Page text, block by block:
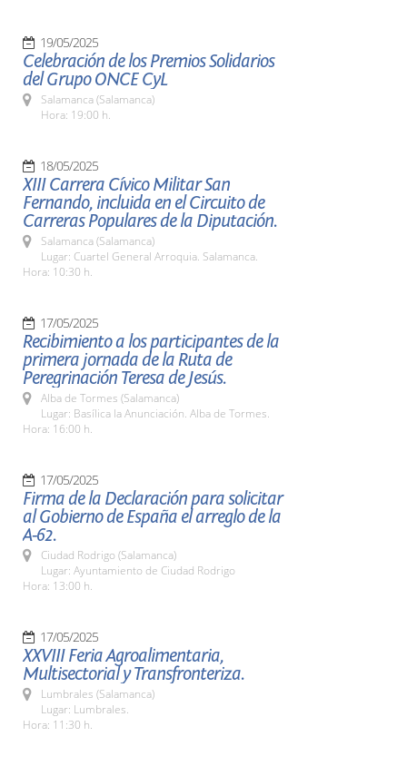
19/05/2025
Celebración de los Premios Solidarios
del Grupo ONCE CyL
Salamanca (Salamanca)
Hora: 19:00 h.
18/05/2025
XIII Carrera Cívico Militar San
Fernando, incluida en el Circuito de
Carreras Populares de la Diputación.
Salamanca (Salamanca)
Lugar: Cuartel General Arroquia. Salamanca.
Hora: 10:30 h.
17/05/2025
Recibimiento a los participantes de la
primera jornada de la Ruta de
Peregrinación Teresa de Jesús.
Alba de Tormes (Salamanca)
Lugar: Basílica la Anunciación. Alba de Tormes.
Hora: 16:00 h.
17/05/2025
Firma de la Declaración para solicitar
al Gobierno de España el arreglo de la
A-62.
Ciudad Rodrigo (Salamanca)
Lugar: Ayuntamiento de Ciudad Rodrigo
Hora: 13:00 h.
17/05/2025
XXVIII Feria Agroalimentaria,
Multisectorial y Transfronteriza.
Lumbrales (Salamanca)
Lugar: Lumbrales.
Hora: 11:30 h.